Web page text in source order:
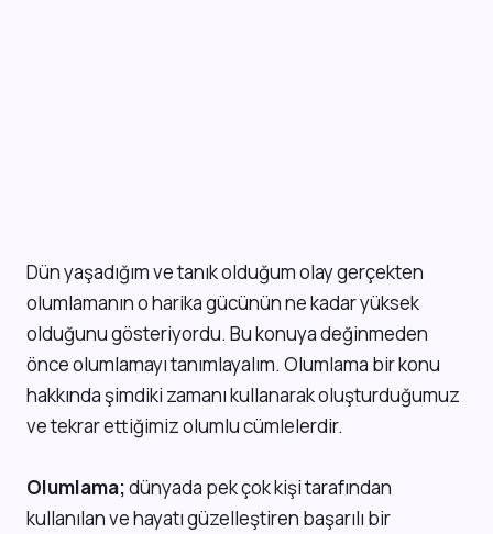
Dün yaşadığım ve tanık olduğum olay gerçekten
olumlamanın o harika gücünün ne kadar yüksek
olduğunu gösteriyordu. Bu konuya değinmeden
önce olumlamayı tanımlayalım. Olumlama bir konu
hakkında şimdiki zamanı kullanarak oluşturduğumuz
ve tekrar ettiğimiz olumlu cümlelerdir.
Olumlama;dünyada pek çok kişi tarafından
kullanılan ve hayatı güzelleştiren başarılı bir